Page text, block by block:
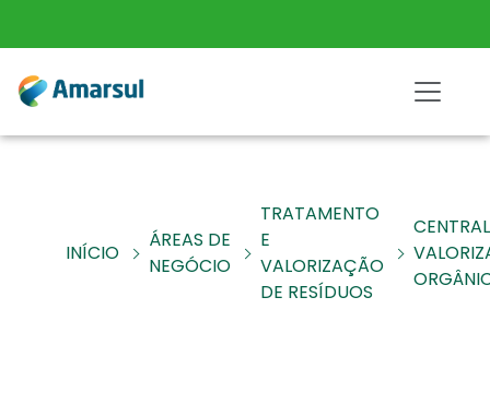
INÍCIO
ÁREAS DE
NEGÓCIO
TRATAMENTO
E
VALORIZAÇÃO
DE RESÍDUOS